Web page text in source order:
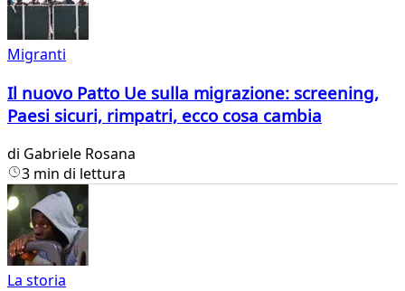
Migranti
Il nuovo Patto Ue sulla migrazione: screening,
Paesi sicuri, rimpatri, ecco cosa cambia
di Gabriele Rosana
3 min di lettura
La storia